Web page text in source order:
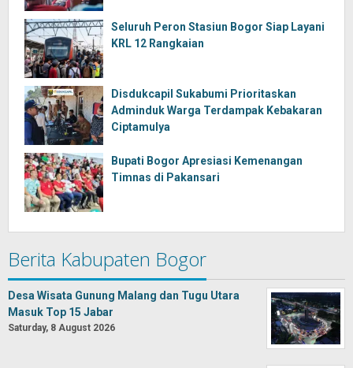
Seluruh Peron Stasiun Bogor Siap Layani
KRL 12 Rangkaian
Disdukcapil Sukabumi Prioritaskan
Adminduk Warga Terdampak Kebakaran
Ciptamulya
Bupati Bogor Apresiasi Kemenangan
Timnas di Pakansari
Berita Kabupaten Bogor
Desa Wisata Gunung Malang dan Tugu Utara
Masuk Top 15 Jabar
Saturday, 8 August 2026